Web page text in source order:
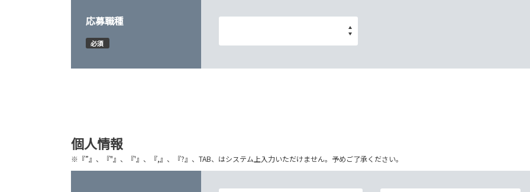
応募職種
必須
個人情報
※『”』、『"』、『'』、『,』、『?』、TAB、はシステム上入力いただけません。予めご了承ください。